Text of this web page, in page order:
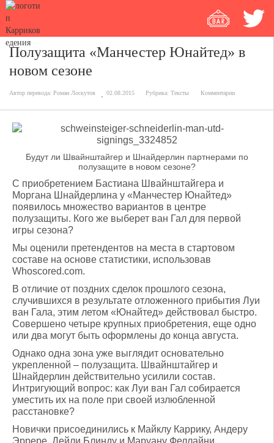
Полузащита «Манчестер Юнайтед» в
новом сезоне
Автор перевода: Роман Лоскутов 02.08.2015 Рубрика: Тексты Комментарии
Будут ли Швайнштайгер и Шнайдерлин партнерами по
полузащите в новом сезоне?
С приобретением Бастиана Швайнштайгера и
Моргана Шнайдерлина у «Манчестер Юнайтед»
появилось множество вариантов в центре
полузащиты. Кого же выберет ван Гал для первой
игры сезона?
Мы оценили претендентов на места в стартовом
составе на основе статистики, использовав
Whoscored.com.
В отличие от поздних сделок прошлого сезона,
случившихся в результате отложенного прибытия Луи
ван Гала, этим летом «Юнайтед» действовал быстро.
Совершено четыре крупных приобретения, еще одно
или два могут быть оформлены до конца августа.
Однако одна зона уже выглядит основательно
укрепленной – полузащита. Швайнштайгер и
Шнайдерлин действительно усилили состав.
Интригующий вопрос: как Луи ван Гал собирается
уместить их на поле при своей излюбленной
расстановке?
Новички присоединились к Майклу Каррику, Андеру
Эррере, Дейли Блинду и Маруану Феллайни,